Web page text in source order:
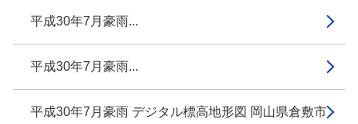
平成30年7月豪雨...
平成30年7月豪雨...
平成30年7月豪雨 デジタル標高地形図 岡山県倉敷市